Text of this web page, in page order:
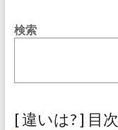
検索
[ 違いは? ] 目次